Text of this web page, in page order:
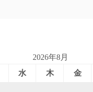
2026年8月
水 木 金